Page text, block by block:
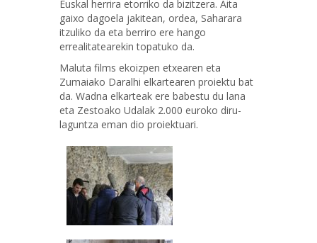
Euskal herrira etorriko da bizitzera. Aita
gaixo dagoela jakitean, ordea, Saharara
itzuliko da eta berriro ere hango
errealitatearekin topatuko da.
Maluta films ekoizpen etxearen eta
Zumaiako Daralhi elkartearen proiektu bat
da. Wadna elkarteak ere babestu du lana
eta Zestoako Udalak 2.000 euroko diru-
laguntza eman dio proiektuari.